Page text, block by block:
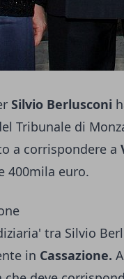
Silvio Berlusconi
Tribunale di
a corrispondere a
400mila euro.
tra Silvio
in Cassazione.